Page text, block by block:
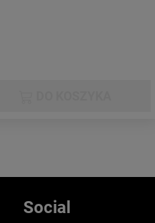
Social